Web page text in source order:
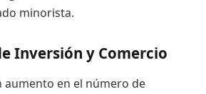
minorista.
Inversión y Comercio
aumento en el número de